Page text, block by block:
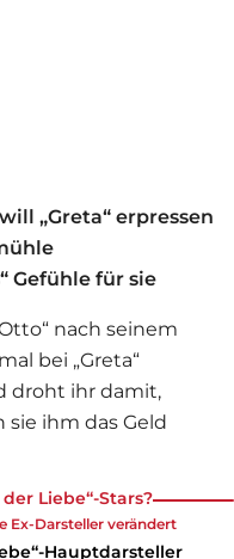
„Greta“ erpressen
Gefühle für sie
nach seinem
bei „Greta“
droht ihr damit,
sie ihm das Geld
Liebe“-Stars?
Ex-Darsteller verändert
Hauptdarsteller